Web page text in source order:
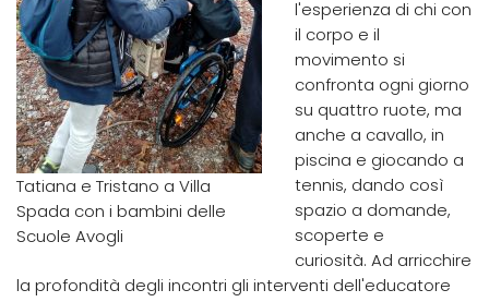
Tatiana e Tristano a Villa
Spada con i bambini delle
Scuole Avogli
l'esperienza di chi con
il corpo e il
movimento si
confronta ogni giorno
su quattro ruote, ma
anche a cavallo, in
piscina e giocando a
tennis, dando così
spazio a domande,
scoperte e
curiosità. Ad arricchire
la profondità degli incontri gli interventi dell'educatore